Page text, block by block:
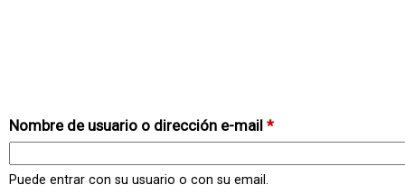
Nombre de usuario o dirección e-mail *
Puede entrar con su usuario o con su email.